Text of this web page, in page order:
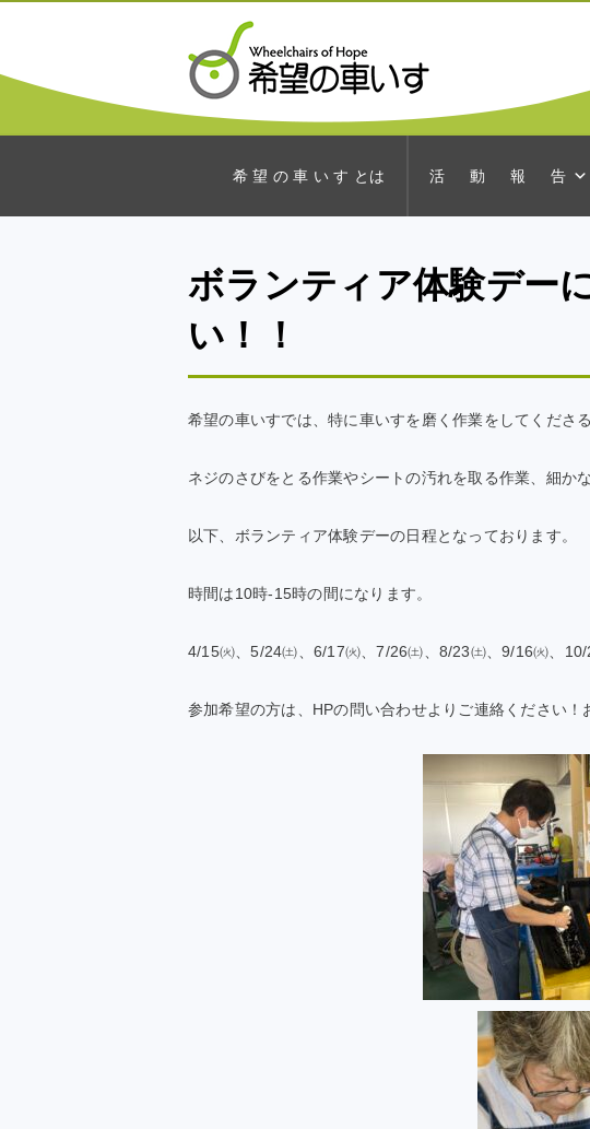
希 望 の 車 い す とは 活 動 報 告
ボランティア体験デー
い！！
希望の車いすでは、特に車いすを磨く作業をしてくださ
ネジのさびをとる作業やシートの汚れを取る作業、細か
以下、ボランティア体験デーの日程となっております。
時間は10時-15時の間になります。
4/15㈫、5/24㈯、6/17㈫、7/26㈯、8/23㈯、9/16㈫、
参加希望の方は、HPの問い合わせよりご連絡ください！